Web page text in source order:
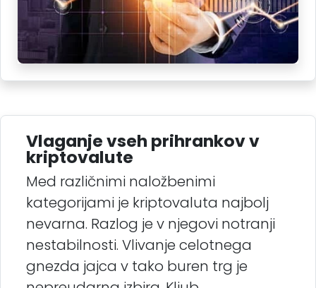
Vlaganje vseh prihrankov v
kriptovalute
Med različnimi naložbenimi
kategorijami je kriptovaluta najbolj
nevarna. Razlog je v njegovi notranji
nestabilnosti. Vlivanje celotnega
gnezda jajca v tako buren trg je